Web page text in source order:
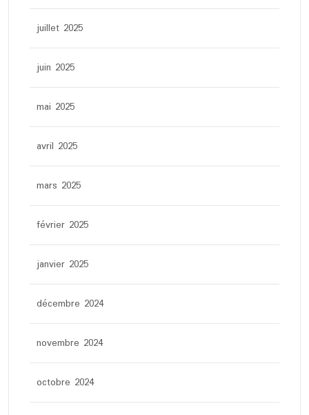
juillet 2025
juin 2025
mai 2025
avril 2025
mars 2025
février 2025
janvier 2025
décembre 2024
novembre 2024
octobre 2024